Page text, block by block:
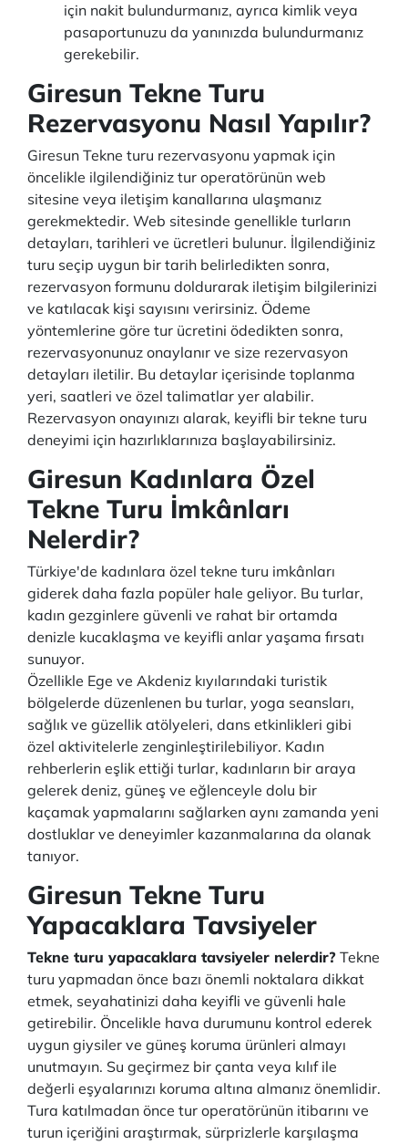
için nakit bulundurmanız, ayrıca kimlik veya
pasaportunuzu da yanınızda bulundurmanız
gerekebilir.
Giresun Tekne Turu
Rezervasyonu Nasıl Yapılır?
Giresun Tekne turu rezervasyonu yapmak için
öncelikle ilgilendiğiniz tur operatörünün web
sitesine veya iletişim kanallarına ulaşmanız
gerekmektedir. Web sitesinde genellikle turların
detayları, tarihleri ve ücretleri bulunur. İlgilendiğiniz
turu seçip uygun bir tarih belirledikten sonra,
rezervasyon formunu doldurarak iletişim bilgilerinizi
ve katılacak kişi sayısını verirsiniz. Ödeme
yöntemlerine göre tur ücretini ödedikten sonra,
rezervasyonunuz onaylanır ve size rezervasyon
detayları iletilir. Bu detaylar içerisinde toplanma
yeri, saatleri ve özel talimatlar yer alabilir.
Rezervasyon onayınızı alarak, keyifli bir tekne turu
deneyimi için hazırlıklarınıza başlayabilirsiniz.
Giresun Kadınlara Özel
Tekne Turu İmkânları
Nelerdir?
Türkiye'de kadınlara özel tekne turu imkânları
giderek daha fazla popüler hale geliyor. Bu turlar,
kadın gezginlere güvenli ve rahat bir ortamda
denizle kucaklaşma ve keyifli anlar yaşama fırsatı
sunuyor.
Özellikle Ege ve Akdeniz kıyılarındaki turistik
bölgelerde düzenlenen bu turlar, yoga seansları,
sağlık ve güzellik atölyeleri, dans etkinlikleri gibi
özel aktivitelerle zenginleştirilebiliyor. Kadın
rehberlerin eşlik ettiği turlar, kadınların bir araya
gelerek deniz, güneş ve eğlenceyle dolu bir
kaçamak yapmalarını sağlarken aynı zamanda yeni
dostluklar ve deneyimler kazanmalarına da olanak
tanıyor.
Giresun Tekne Turu
Yapacaklara Tavsiyeler
Tekne turu yapacaklara tavsiyeler nelerdir? Tekne
turu yapmadan önce bazı önemli noktalara dikkat
etmek, seyahatinizi daha keyifli ve güvenli hale
getirebilir. Öncelikle hava durumunu kontrol ederek
uygun giysiler ve güneş koruma ürünleri almayı
unutmayın. Su geçirmez bir çanta veya kılıf ile
değerli eşyalarınızı koruma altına almanız önemlidir.
Tura katılmadan önce tur operatörünün itibarını ve
turun içeriğini araştırmak, sürprizlerle karşılaşma